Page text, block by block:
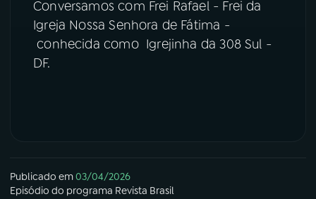
YouTube Facebook
Instagram
Conversamos com Frei Rafael - Frei da
Igreja Nossa Senhora de Fátima -
conhecida como Igrejinha da 308 Sul -
DF.
Publicado em03/04/2026
Episódio do programa Revista Brasil